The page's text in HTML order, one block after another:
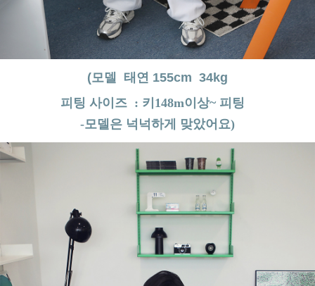
(모델 태연 155cm 34kg
피팅 사이즈 : 키148m이상~ 피팅
-모델은 넉넉하게 맞았어요)